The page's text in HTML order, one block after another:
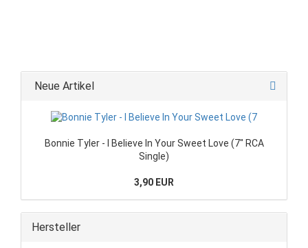
Neue Artikel
Bonnie Tyler - I Believe In Your Sweet Love (7" RCA
Single)
3,90 EUR
Hersteller